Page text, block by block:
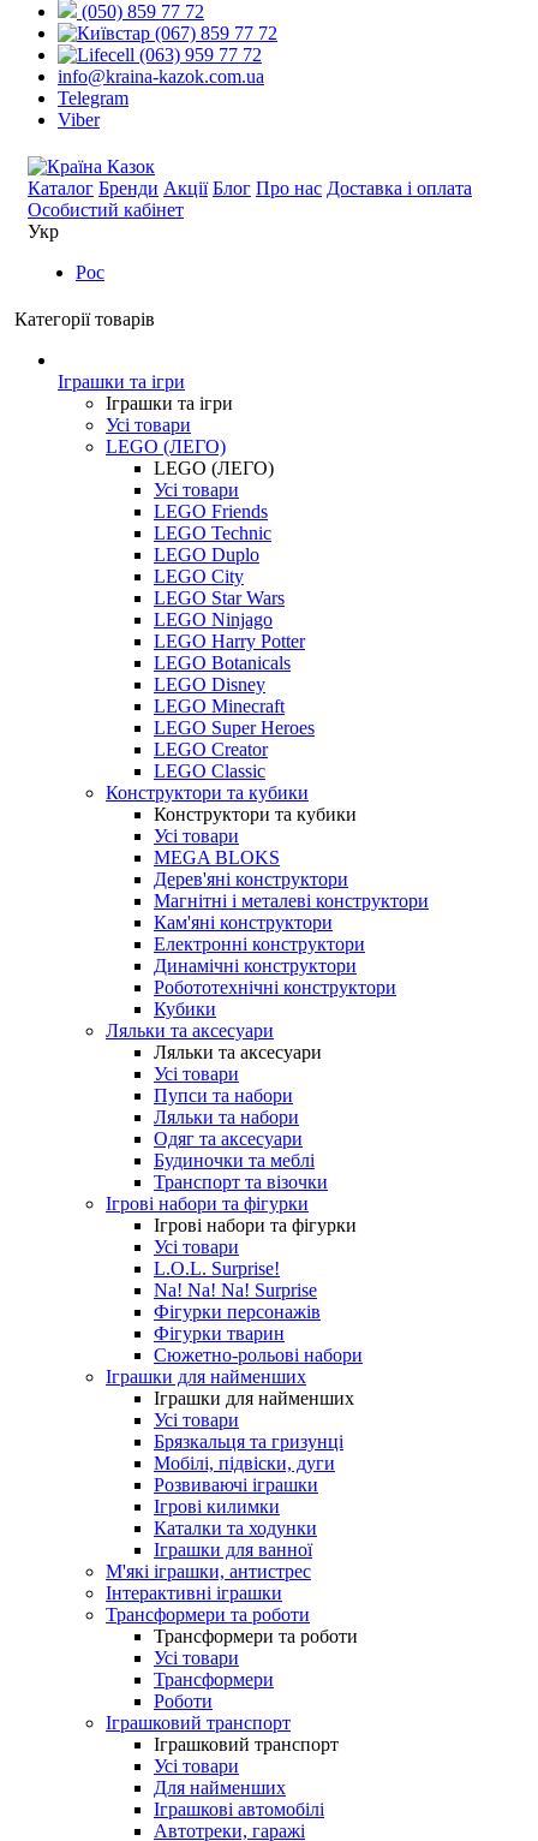
(050) 859 77 72
(067) 859 77 72
(063) 959 77 72
info@kraina-kazok.com.ua
Telegram
Viber
Каталог Бренди Акції Блог Про нас Доставка і оплата
Особистий кабінет
Укр
Рос
Категорії товарів
Іграшки та ігри
Іграшки та ігри
Усі товари
LEGO (ЛЕГО)
LEGO (ЛЕГО)
Усі товари
LEGO Friends
LEGO Technic
LEGO Duplo
LEGO City
LEGO Star Wars
LEGO Ninjago
LEGO Harry Potter
LEGO Botanicals
LEGO Disney
LEGO Minecraft
LEGO Super Heroes
LEGO Creator
LEGO Classic
Конструктори та кубики
Конструктори та кубики
Усі товари
MEGA BLOKS
Дерев'яні конструктори
Магнітні і металеві конструктори
Кам'яні конструктори
Електронні конструктори
Динамічні конструктори
Робототехнічні конструктори
Кубики
Ляльки та аксесуари
Ляльки та аксесуари
Усі товари
Пупси та набори
Ляльки та набори
Одяг та аксесуари
Будиночки та меблі
Транспорт та візочки
Ігрові набори та фігурки
Ігрові набори та фігурки
Усі товари
L.O.L. Surprise!
Na! Na! Na! Surprise
Фігурки персонажів
Фігурки тварин
Сюжетно-рольові набори
Іграшки для найменших
Іграшки для найменших
Усі товари
Брязкальця та гризунці
Мобілі, підвіски, дуги
Розвиваючі іграшки
Ігрові килимки
Каталки та ходунки
Іграшки для ванної
М'які іграшки, антистрес
Інтерактивні іграшки
Трансформери та роботи
Трансформери та роботи
Усі товари
Трансформери
Роботи
Іграшковий транспорт
Іграшковий транспорт
Усі товари
Для найменших
Іграшкові автомобілі
Автотреки, гаражі